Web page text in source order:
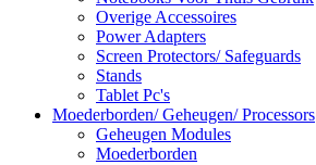
Overige Accessoires
Power Adapters
Screen Protectors/ Safeguards
Stands
Tablet Pc's
Moederborden/ Geheugen/ Processors
Geheugen Modules
Moederborden